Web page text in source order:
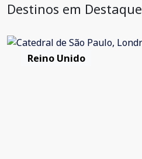
Destinos em Destaque
Reino Unido